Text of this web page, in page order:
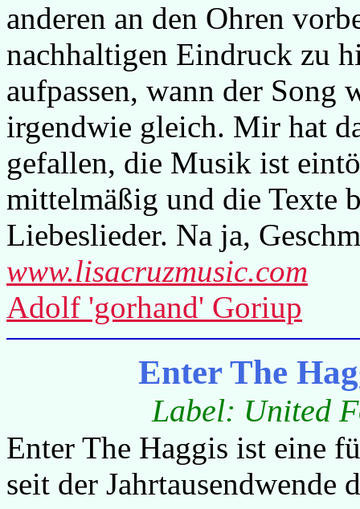
anderen an den Ohren
nachhaltigen Eindruck zu
aufpassen, wann der Song
irgendwie gleich. Mir hat
gefallen, die Musik ist
mittelmäßig und die Texte
Liebeslieder. Na ja,
www.lisacruzmusic.com
Adolf 'gorhand' Goriup
Enter The
Label: United
Enter The Haggis ist eine
seit der